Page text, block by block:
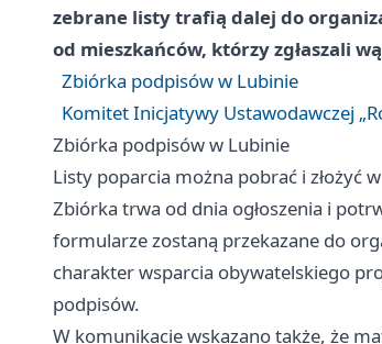
zebrane listy trafią dalej do
od mieszkańców, którzy zgłaszali
Zbiórka podpisów w Lubinie
Komitet Inicjatywy Ustawodawczej
Zbiórka podpisów w Lubinie
Listy poparcia można pobrać i złożyć w
Zbiórka trwa od dnia ogłoszenia i
formularze zostaną przekazane do
charakter wsparcia obywatelskiego
podpisów.
W komunikacie wskazano także, że